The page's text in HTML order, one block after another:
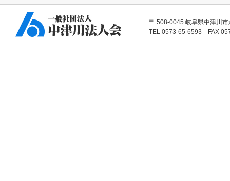
〒 508-0045 岐阜県中津川
TEL 0573-65-6593 FAX